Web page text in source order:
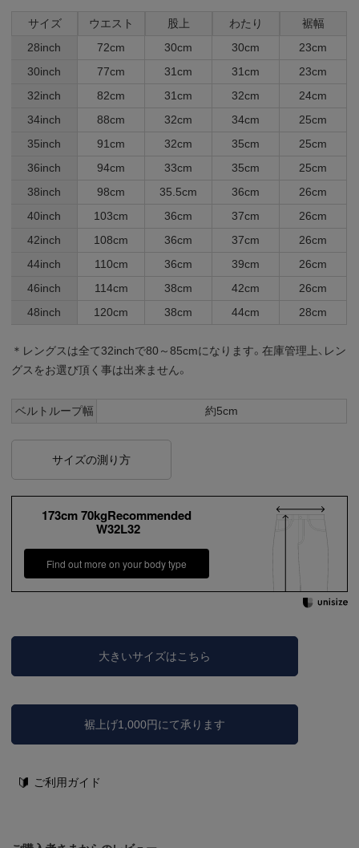
サイズ ウエスト 股上 わたり
裾幅
28inch
72cm 30cm 30cm
23cm
30inch
77cm 31cm 31cm
23cm
32inch
82cm 31cm 32cm
24cm
34inch
88cm 32cm 34cm
25cm
35inch
91cm 32cm 35cm
25cm
36inch
94cm 33cm 35cm
25cm
38inch
98cm 35.5cm 36cm
26cm
40inch
103cm 36cm 37cm
26cm
42inch
108cm 36cm 37cm
26cm
44inch
110cm 36cm 39cm
26cm
46inch
114cm 38cm 42cm
26cm
48inch
120cm 38cm 44cm 28cm
＊レングスは全て32inchで80～85cmになります。在庫管理上、レン
グスをお選び頂く事は出来ません。
ベルトループ幅 約5cm
サイズの測り方
173cm 70kgRecommended
W32L32
Find out more on your body type
大きいサイズはこちら
裾上げ1,000円にて承ります
ご利用ガイド